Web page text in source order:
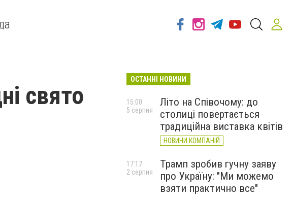
свято
ОСТАННІ НОВИНИ
Літо на Співочому: до
столиці повертається
традиційна виставка квітів
НОВИНИ КОМПАНІЙ
15:00
5 серпня
Трамп зробив гучну заяву
про Україну: "Ми можемо
взяти практично все"
17:17
2 серпня